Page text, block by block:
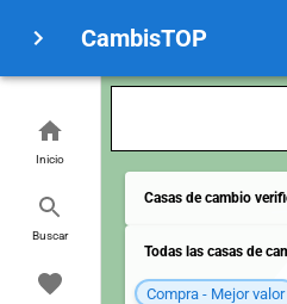
CambisTOP
Inicio
Buscar
Casas de cambio
Todas las casas de
Compra - Mejor valor